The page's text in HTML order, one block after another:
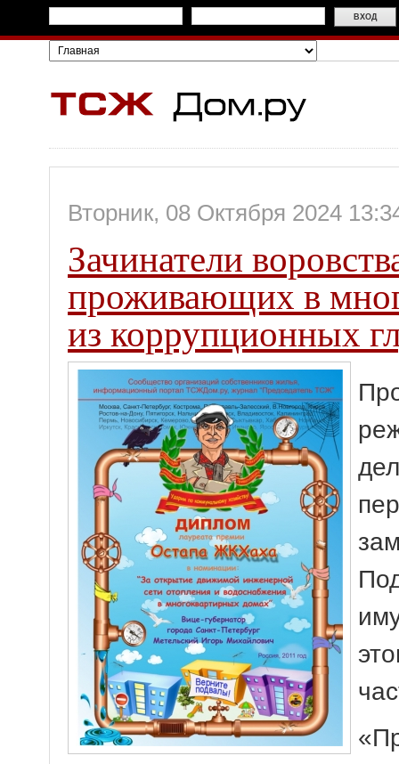
Вторник, 08 Октября 2024
Зачинатели
проживающих в
из коррупционных